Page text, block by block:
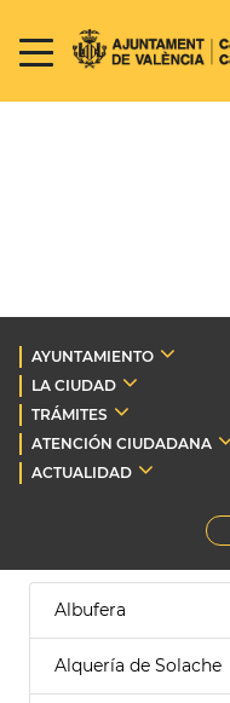
AYUNTAMIENTO
LA CIUDAD
TRÁMITES
ATENCIÓN CIUDADANA
ACTUALIDAD
Albufera
Alquería de Solache